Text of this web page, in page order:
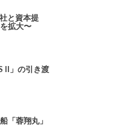
と資本提
拡大〜
II」の引き渡
「蓉翔丸」